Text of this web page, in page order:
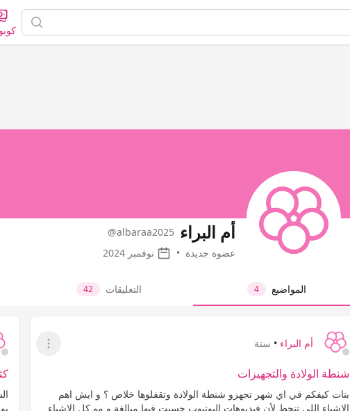
أم البراء @albaraa2025
عضوة جديدة • نوفمبر 2024
المواضيع 4 التعليقات 42
أم البراء • سنة
عرض
شنطة الولادة والتجهيزات
بنات كيفكم في اي شهر تجهزو شنطة الولادة وتقفلوها خلاص ؟ و ايش اهم
الاشياء اللي تنحط لأن فيديوهات اليوتيوب حسيت فيها مبالغة و مو كل الاشياء